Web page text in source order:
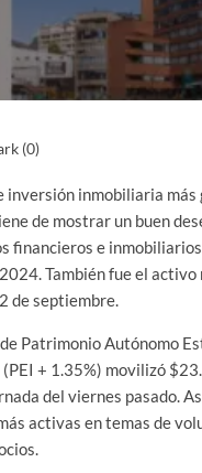
(0)
inversión inmobiliaria más
de mostrar un buen
financieros e
También fue el activo
de septiembre.
Patrimonio Autónomo
+ 1.35%) movilizó
del viernes pasado.
activas en temas de